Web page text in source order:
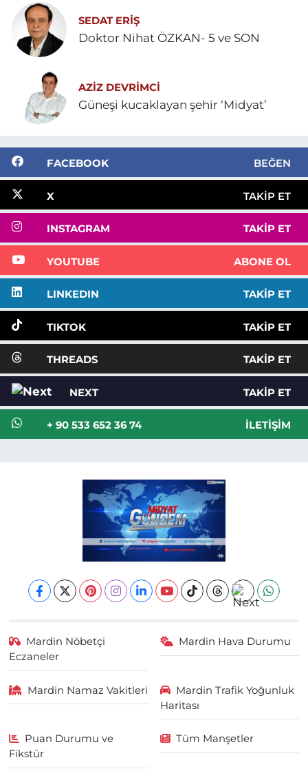
SEDAT ERİŞ
Doktor Nihat ÖZKAN- 5 ve SON
AZIZ DEVRIMCI
Güneşi kucaklayan şehir ‘Midyat’
FACEBOOK BEĞEN
X TAKIP ET
INSTAGRAM TAKIP ET
YOUTUBE ABONE OL
LINKEDIN TAKIP ET
TIKTOK TAKIP ET
THREADS TAKIP ET
NEXT TAKIP ET
+ 90 533 652 36 74 İLETIŞIM
Mardin Nöbetçi
Eczaneler
Mardin Hava Durumu
Mardin Namaz Vakitleri
Mardin Trafik Yoğunluk
Haritası
Puan Durumu ve
Fikstür
Tüm Manşetler